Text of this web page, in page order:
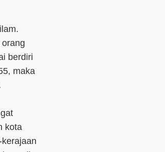
berdiri
maka
kota